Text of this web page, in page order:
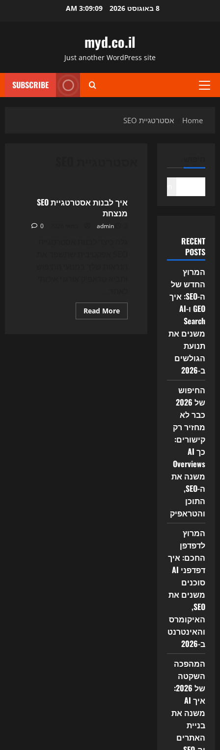
8 באוגוסט 2026 3:09:10 AM
myd.co.il
Just another WordPress site
Primary
SUBSCRIBE
Home אסטרטגיית SEO
איך לבנות אסטרטגיית SEO
מנצחת
admin
0
Read More
more
RECENT
POSTS
המרוץ
החדש של
ה-SEO: איך
GEO ו-AI
Search
משנים את
תנועת
הגולשים
ב-2026
החיפוש
של 2026
כבר לא
מחזיר רק
קישורים:
כך AI
Overviews
משנה את
ה-SEO,
התוכן
והטראפיק
המרוץ
לדפדפן
החכם: איך
דפדפני AI
סוכנים
משנים את
SEO,
האיקומרס
והאינטרנט
ב-2026
המהפכה
השקטה
של 2026:
איך AI
משנה את
בניית
האתרים